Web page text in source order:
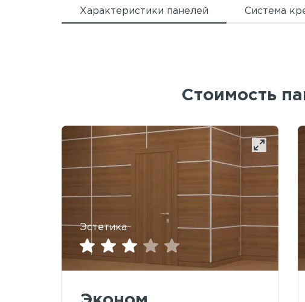
Характеристики панелей Система
Стоимость
Эстетика